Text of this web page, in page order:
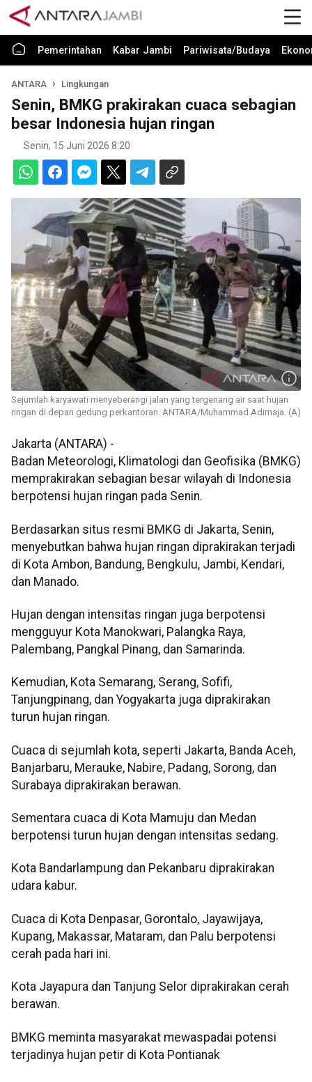
Pemerintahan Kabar Jambi Pariwisata/Budaya
ANTARA Lingkungan
Senin, BMKG prakirakan cuaca sebagian
besar Indonesia hujan ringan
Senin, 15 Juni 2026 8:20
Sejumlah karyawati menyeberangi jalan yang tergenang air saat hujan
ringan di depan gedung perkantoran. ANTARA/Muhammad Adimaja. (A)
Jakarta (ANTARA) -
Badan Meteorologi, Klimatologi dan Geofisika (BMKG)
memprakirakan sebagian besar wilayah di Indonesia
berpotensi hujan ringan pada Senin.
Berdasarkan situs resmi BMKG di Jakarta, Senin,
menyebutkan bahwa hujan ringan diprakirakan terjadi
di Kota Ambon, Bandung, Bengkulu, Jambi, Kendari,
dan Manado.
Hujan dengan intensitas ringan juga berpotensi
mengguyur Kota Manokwari, Palangka Raya,
Palembang, Pangkal Pinang, dan Samarinda.
Kemudian, Kota Semarang, Serang, Sofifi,
Tanjungpinang, dan Yogyakarta juga diprakirakan
turun hujan ringan.
Cuaca di sejumlah kota, seperti Jakarta, Banda Aceh,
Banjarbaru, Merauke, Nabire, Padang, Sorong, dan
Surabaya diprakirakan berawan.
Sementara cuaca di Kota Mamuju dan Medan
berpotensi turun hujan dengan intensitas sedang.
Kota Bandarlampung dan Pekanbaru diprakirakan
udara kabur.
Cuaca di Kota Denpasar, Gorontalo, Jayawijaya,
Kupang, Makassar, Mataram, dan Palu berpotensi
cerah pada hari ini.
Kota Jayapura dan Tanjung Selor diprakirakan cerah
berawan.
BMKG meminta masyarakat mewaspadai potensi
terjadinya hujan petir di Kota Pontianak